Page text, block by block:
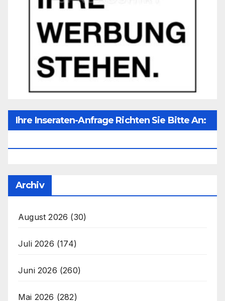
Ihre Inseraten-Anfrage Richten Sie Bitte An:
Archiv
August 2026 (30)
Juli 2026 (174)
Juni 2026 (260)
Mai 2026 (282)